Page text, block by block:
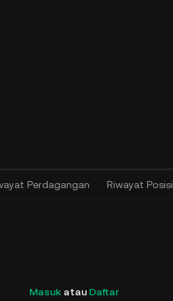
Perdagangan Riwayat Posisi
Masukatau Daftar